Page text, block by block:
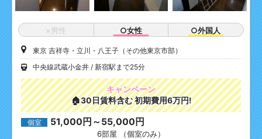
×男性 ○女性 ○外国人
東京 吉祥寺・立川・八王子（その他東京市部）
中央線武蔵小金井
新宿駅まで25分
キャンペーン
🏠30日賃料含む 初期費用6万円!
個室 51,000円～55,000円
6部屋 （個室のみ）